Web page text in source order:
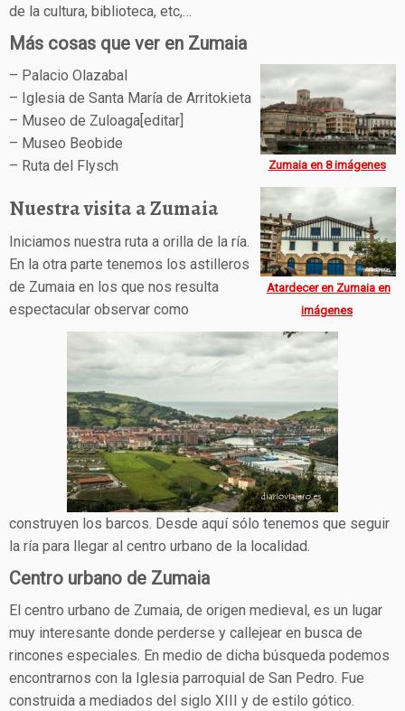
de la cultura, biblioteca, etc,…
Más cosas que ver en Zumaia
Zumaia en 8 imágenes
Atardecer en Zumaia en
imágenes
– Palacio Olazabal
– Iglesia de Santa María de Arritokieta
– Museo de Zuloaga[editar]
– Museo Beobide
– Ruta del Flysch
Nuestra visita a Zumaia
Iniciamos nuestra ruta a orilla de la ría.
En la otra parte tenemos los astilleros
de Zumaia en los que nos resulta
espectacular observar como
construyen los barcos. Desde aquí sólo tenemos que seguir
la ría para llegar al centro urbano de la localidad.
Centro urbano de Zumaia
El centro urbano de Zumaia, de origen medieval, es un lugar
muy interesante donde perderse y callejear en busca de
rincones especiales. En medio de dicha búsqueda podemos
encontrarnos con la Iglesia parroquial de San Pedro. Fue
construida a mediados del siglo XIII y de estilo gótico.